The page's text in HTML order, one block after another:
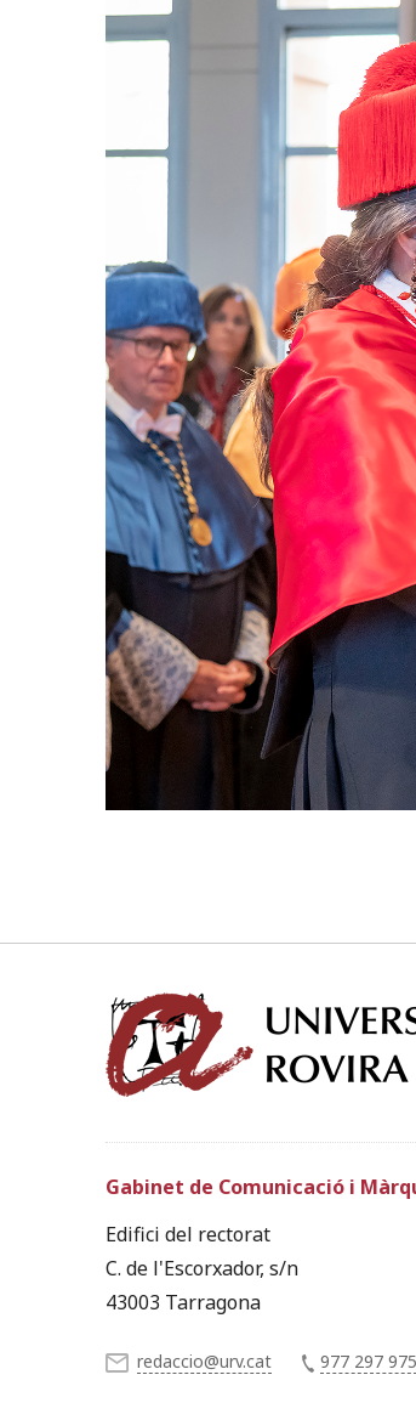
Gabinet de Comunicació i
Edifici del rectorat
C. de l'Escorxador, s/n
43003 Tarragona
redaccio@urv.cat 977 297 975